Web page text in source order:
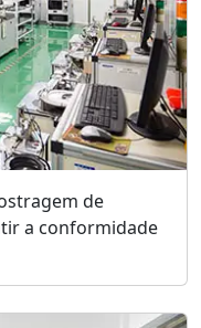
de
a conformidade